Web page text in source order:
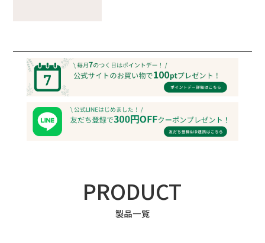
PRODUCT
製品一覧